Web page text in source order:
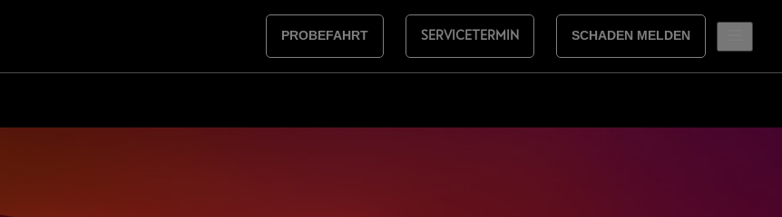
PROBEFAHRT SERVICETERMIN SCHADEN MELDEN